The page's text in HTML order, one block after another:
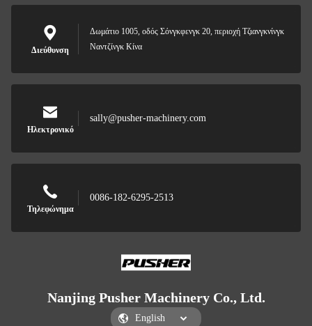
Διεύθυνση
Δωμάτιο 1005, οδός Σόνγκφενγκ 20, περιοχή Τζιανγκνίνγκ
Ναντζίνγκ Κίνα
Ηλεκτρονικό
sally@pusher-machinery.com
Τηλεφώνημα
0086-182-6295-2513
Nanjing Pusher Machinery Co., Ltd.